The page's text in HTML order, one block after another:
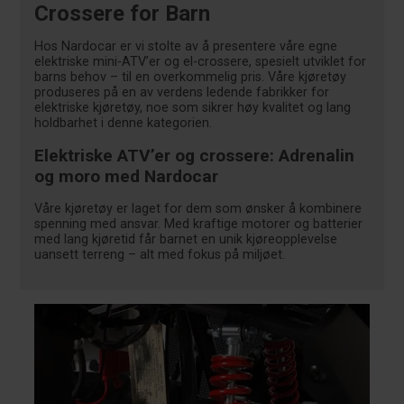
Crossere for Barn
Hos Nardocar er vi stolte av å presentere våre egne
elektriske mini-ATV’er og el-crossere, spesielt utviklet for
barns behov – til en overkommelig pris. Våre kjøretøy
produseres på en av verdens ledende fabrikker for
elektriske kjøretøy, noe som sikrer høy kvalitet og lang
holdbarhet i denne kategorien.
Elektriske ATV’er og crossere: Adrenalin
og moro med Nardocar
Våre kjøretøy er laget for dem som ønsker å kombinere
spenning med ansvar. Med kraftige motorer og batterier
med lang kjøretid får barnet en unik kjøreopplevelse
uansett terreng – alt med fokus på miljøet.